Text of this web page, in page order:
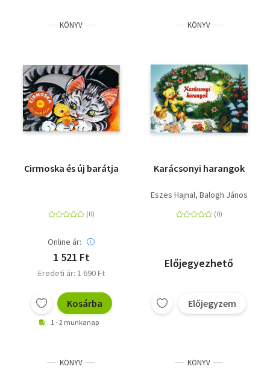
KÖNYV
Cirmoska és új barátja
Online ár:
1 521 Ft
Eredeti ár: 1 690 Ft
Kosárba
1 - 2 munkanap
KÖNYV
Karácsonyi harangok
Eszes Hajnal Balogh János
Előjegyezhető
Előjegyzem
KÖNYV KÖNYV